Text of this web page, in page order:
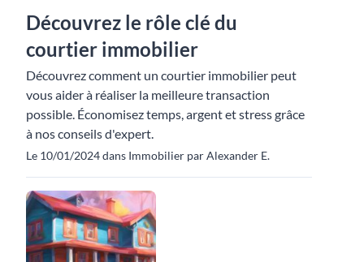
Découvrez le rôle clé du
courtier immobilier
Découvrez comment un courtier immobilier peut
vous aider à réaliser la meilleure transaction
possible. Économisez temps, argent et stress grâce
à nos conseils d'expert.
Le 10/01/2024 dans Immobilier par Alexander E.